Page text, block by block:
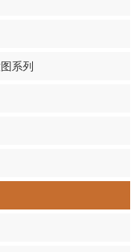
系列